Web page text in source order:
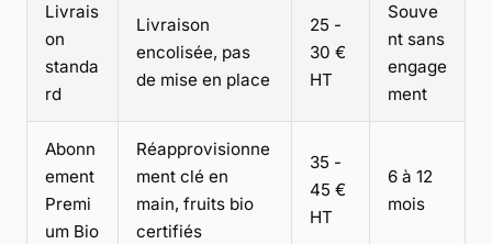
Livrais
on
standa
rd
Livraison
encolisée, pas
de mise en place
25 -
30 €
HT
Souve
nt sans
engage
ment
Abonn
ement
Premi
um Bio
Réapprovisionne
ment clé en
main, fruits bio
certifiés
35 -
45 €
HT
6 à 12
mois